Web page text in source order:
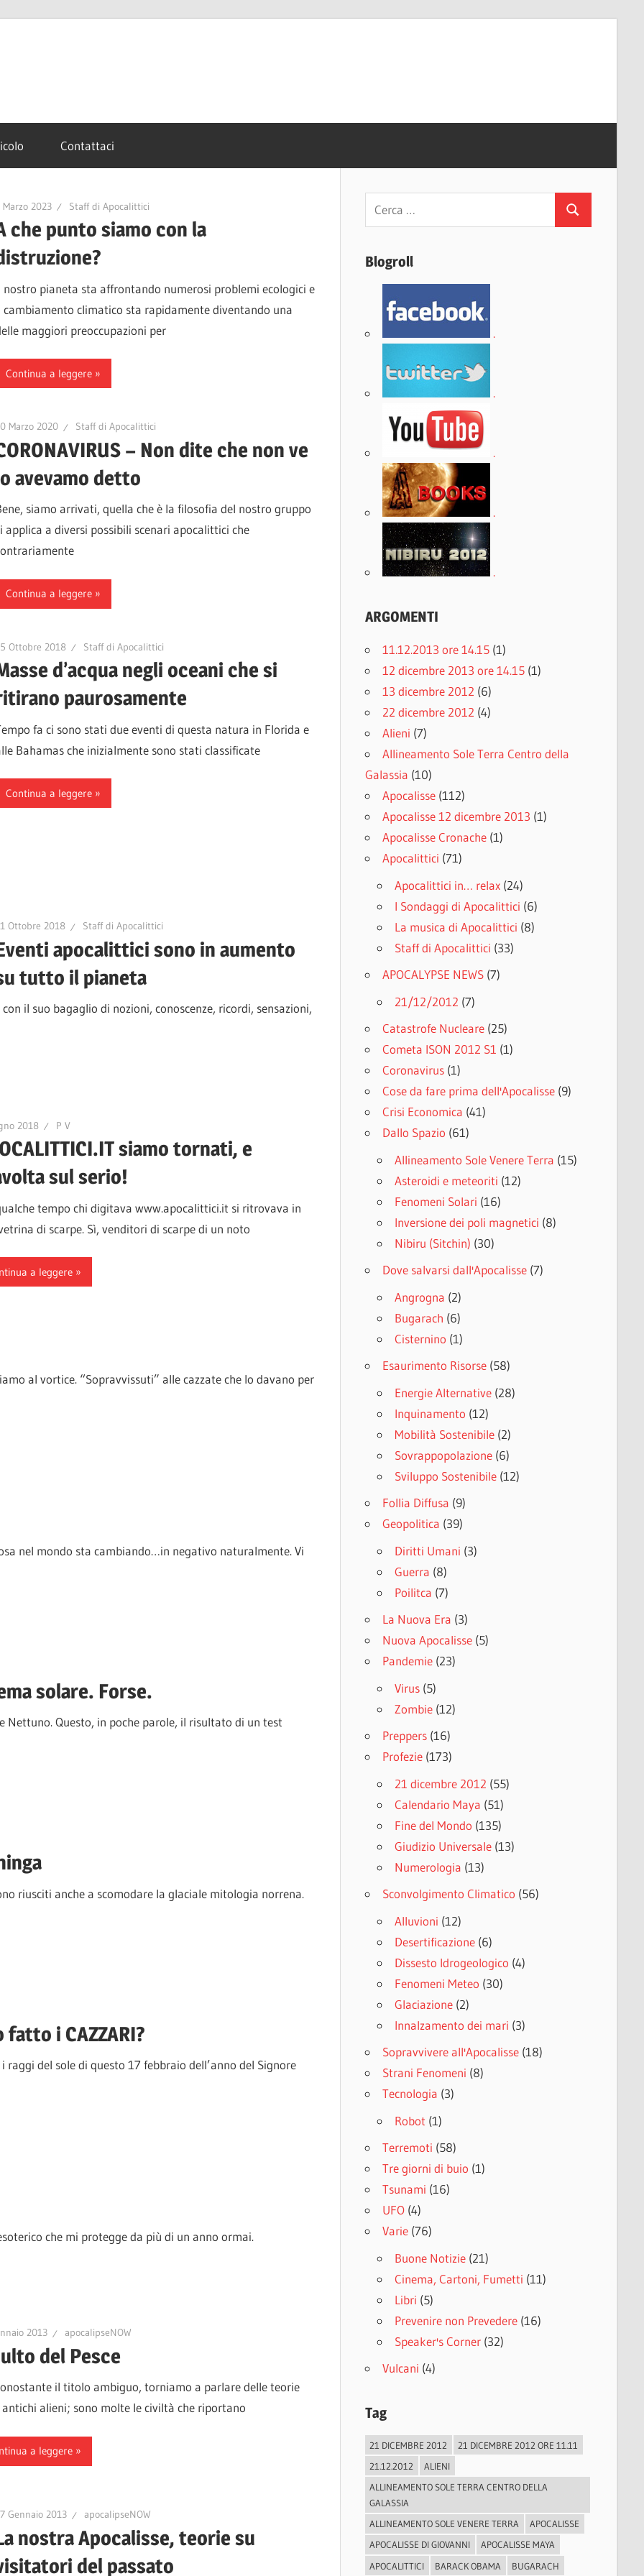
Contattaci
Marzo 2023 Staff di Apocalittici
che punto siamo con la
nostro pianeta sta affrontando numerosi problemi ecologici e
cambiamento climatico sta rapidamente diventando una
maggiori preoccupazioni per
Continua a leggere
Marzo 2020 Staff di Apocalittici
– Non dite che non ve
avevamo detto
siamo arrivati, quella che è la filosofia del nostro gruppo
applica a diversi possibili scenari apocalittici che
Continua a leggere
Ottobre 2018 Staff di Apocalittici
d’acqua negli oceani che si
paurosamente
fa ci sono stati due eventi di questa natura in Florida e
Bahamas che inizialmente sono stati classificate
Continua a leggere
Ottobre 2018 Staff di Apocalittici
apocalittici sono in aumento
tutto il pianeta
il suo bagaglio di nozioni, conoscenze, ricordi, sensazioni,
2018 P V
siamo tornati, e
sul serio!
tempo chi digitava www.apocalittici.it si ritrovava in
di scarpe. Sì, venditori di scarpe di un noto
a leggere
al vortice. “Sopravvissuti” alle cazzate che lo davano per
nel mondo sta cambiando…in negativo naturalmente. Vi
solare. Forse.
Questo, in poche parole, il risultato di un test
riusciti anche a scomodare la glaciale mitologia norrena.
i CAZZARI?
del sole di questo 17 febbraio dell’anno del Signore
che mi protegge da più di un anno ormai.
2013 apocalipseNOW
del Pesce
il titolo ambiguo, torniamo a parlare delle teorie
alieni; sono molte le civiltà che riportano
a leggere
Gennaio 2013 apocalipseNOW
nostra Apocalisse, teorie su
del passato
Ricerca
per:
Cerca
Blogroll
.
.
.
.
.
ARGOMENTI
11.12.2013 ore 14.15(1)
12 dicembre 2013 ore 14.15(1)
13 dicembre 2012 (6)
22 dicembre 2012 (4)
Alieni (7)
Allineamento Sole Terra Centro della
Galassia (10)
Apocalisse(112)
Apocalisse 12 dicembre 2013 (1)
Apocalisse Cronache(1)
Apocalittici (71)
Apocalittici in… relax(24)
I Sondaggi di Apocalittici (6)
La musica di Apocalittici (8)
Staff di Apocalittici (33)
APOCALYPSE NEWS(7)
21/12/2012 (7)
Catastrofe Nucleare(25)
Cometa ISON 2012 S1 (1)
Coronavirus(1)
Cose da fare prima dell'Apocalisse(9)
Crisi Economica (41)
Dallo Spazio (61)
Allineamento Sole Venere Terra (15)
Asteroidi e meteoriti (12)
Fenomeni Solari (16)
Inversione dei poli magnetici (8)
Nibiru (Sitchin) (30)
Dove salvarsi dall'Apocalisse(7)
Angrogna (2)
Bugarach (6)
Cisternino (1)
Esaurimento Risorse(58)
Energie Alternative(28)
Inquinamento (12)
Mobilità Sostenibile(2)
Sovrappopolazione(6)
Sviluppo Sostenibile(12)
Follia Diffusa (9)
Geopolitica (39)
Diritti Umani (3)
Guerra (8)
Poilitca (7)
La Nuova Era (3)
Nuova Apocalisse(5)
Pandemie(23)
Virus(5)
Zombie(12)
Preppers(16)
Profezie(173)
21 dicembre 2012 (55)
Calendario Maya (51)
Fine del Mondo (135)
Giudizio Universale(13)
Numerologia (13)
Sconvolgimento Climatico (56)
Alluvioni (12)
Desertificazione(6)
Dissesto Idrogeologico (4)
Fenomeni Meteo (30)
Glaciazione(2)
Innalzamento dei mari (3)
Sopravvivere all'Apocalisse(18)
Strani Fenomeni (8)
Tecnologia (3)
Robot (1)
Terremoti (58)
Tre giorni di buio (1)
Tsunami (16)
UFO(4)
Varie(76)
Buone Notizie(21)
Cinema, Cartoni, Fumetti (11)
Libri (5)
Prevenire non Prevedere(16)
Speaker's Corner(32)
Vulcani (4)
Tag
21 DICEMBRE 2012
21 DICEMBRE 2012 ORE 11.11
21.12.2012
ALIENI
ALLINEAMENTO SOLE TERRA CENTRO DELLA
GALASSIA
ALLINEAMENTO SOLE VENERE TERRA
APOCALISSE
APOCALISSE DI GIOVANNI
APOCALISSE MAYA
APOCALITTICI
BARACK OBAMA BUGARACH